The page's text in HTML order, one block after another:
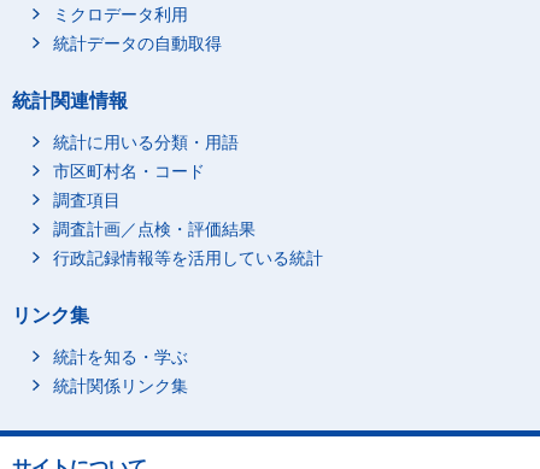
ミクロデータ利用
統計データの自動取得
統計関連情報
統計に用いる分類・用語
市区町村名・コード
調査項目
調査計画／点検・評価結果
行政記録情報等を活用している統計
リンク集
統計を知る・学ぶ
統計関係リンク集